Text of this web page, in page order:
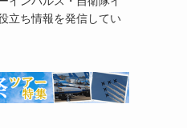
立ち情報を発信してい